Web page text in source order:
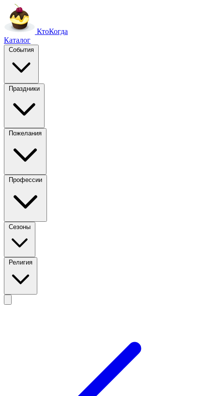
КтоКогда
Каталог
События
Праздники
Пожелания
Профессии
Сезоны
Религия